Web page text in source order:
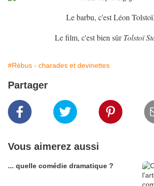
Le barbu, c'est Léon Tolstoï.
Le film, c'est bien sûrTolstoï
#Rébus - charades et devinettes
Partager
Vous aimerez aussi
... quelle comédie dramatique ?